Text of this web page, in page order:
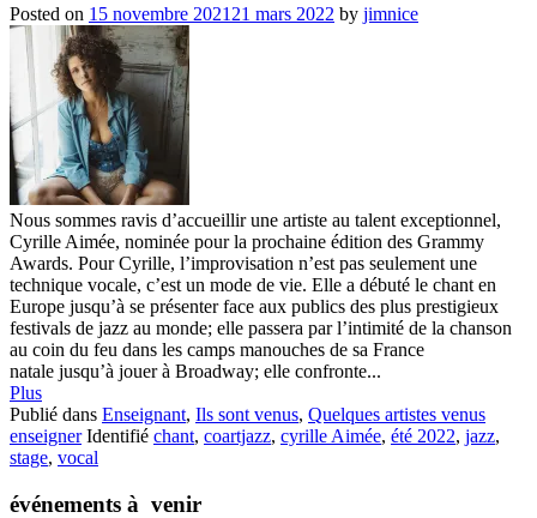
Posted on 15 novembre 2021 21 mars 2022 by jimnice
Nous sommes ravis d’accueillir une artiste au talent exceptionnel,
Cyrille Aimée, nominée pour la prochaine édition des Grammy
Awards. Pour Cyrille, l’improvisation n’est pas seulement une
technique vocale, c’est un mode de vie. Elle a débuté le chant en
Europe jusqu’à se présenter face aux publics des plus prestigieux
festivals de jazz au monde; elle passera par l’intimité de la chanson
au coin du feu dans les camps manouches de sa France
natale jusqu’à jouer à Broadway; elle confronte...
Plus
Publié dans Enseignant, Ils sont venus, Quelques artistes venus
enseigner Identifié chant, coartjazz, cyrille Aimée, été 2022, jazz,
stage, vocal
événements à venir